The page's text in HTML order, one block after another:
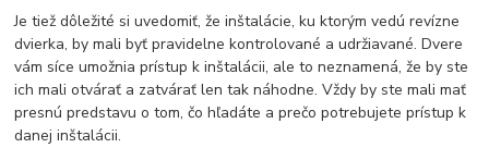
Je tiež dôležité si uvedomiť, že inštalácie, ku ktorým vedú revízne
dvierka, by mali byť pravidelne kontrolované a udržiavané. Dvere
vám síce umožnia prístup k inštalácii, ale to neznamená, že by ste
ich mali otvárať a zatvárať len tak náhodne. Vždy by ste mali mať
presnú predstavu o tom, čo hľadáte a prečo potrebujete prístup k
danej inštalácii.